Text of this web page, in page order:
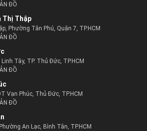
ĐỒ
Thị Thập
Phường Tân Phú, Quận 7, TP.HCM
ĐỒ
Tây, TP. Thủ Đức, TP.HCM
ĐỒ
Vạn Phúc, Thủ Đức, TP.HCM
ĐỒ
An Lạc, Bình Tân, TP.HCM